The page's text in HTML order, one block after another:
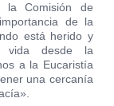
la Comisión de
de la
está herido y
vida desde la
a la Eucaristía
una cercanía